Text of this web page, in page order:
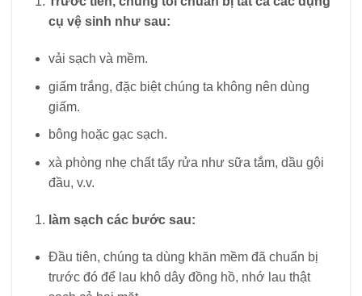
cụ vệ sinh như sau:
vải sạch và mềm.
giấm trắng, đặc biệt chúng ta không nên dùng
giấm.
bông hoặc gạc sạch.
xà phòng nhẹ chất tẩy rửa như sữa tắm, dầu gội
đầu, v.v.
làm sạch các bước sau:
Đầu tiên, chúng ta dùng khăn mềm đã chuẩn bị
trước đó để lau khô dây đồng hồ, nhớ lau thật